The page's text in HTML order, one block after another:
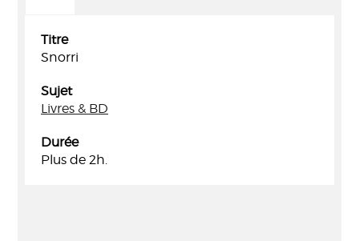
Titre
Snorri
Sujet
Livres & BD
Durée
Plus de 2h.